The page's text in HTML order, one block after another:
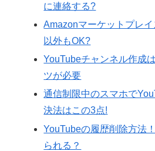
に連絡する?
Amazonマーケットプレ
以外もOK?
YouTubeチャンネル作成
ツが必要
通信制限中のスマホで
決法はこの3点!
YouTubeの履歴削除方法
られる？